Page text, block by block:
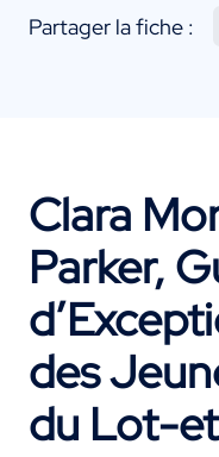
Partager la fiche :
Clara
Parker,
des
du Lot-